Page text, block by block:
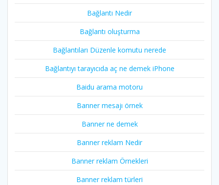
Bağlantı Nedir
Bağlantı oluşturma
Bağlantıları Düzenle komutu nerede
Bağlantıyı tarayıcıda aç ne demek iPhone
Baidu arama motoru
Banner mesajı örnek
Banner ne demek
Banner reklam Nedir
Banner reklam Örnekleri
Banner reklam türleri